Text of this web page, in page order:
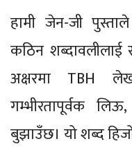
हामी जेन-जी पुस्ताले
कठिन
अक्षरमा TBH
गम्भीरतापूर्वक
बुझाउँछ। यो शब्द